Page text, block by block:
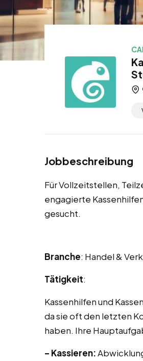
Jobbeschreibung
Für Vollzeitstellen,
engagierte
gesucht.
Branche: Handel &
Tätigkeit:
Kassenhilfen und
da sie oft den letzten
haben. Ihre
– Kassieren: